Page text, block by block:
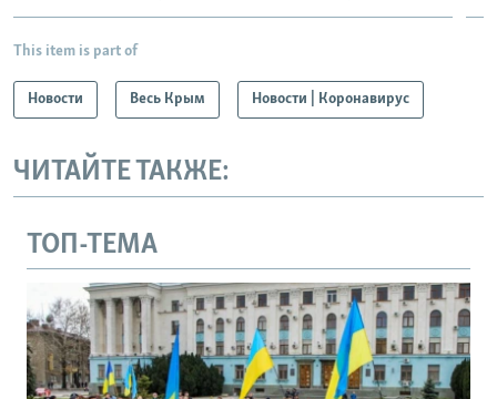
This item is part of
Новости Весь Крым Новости | Коронавирус
ЧИТАЙТЕ ТАКЖЕ:
ТОП-ТЕМА